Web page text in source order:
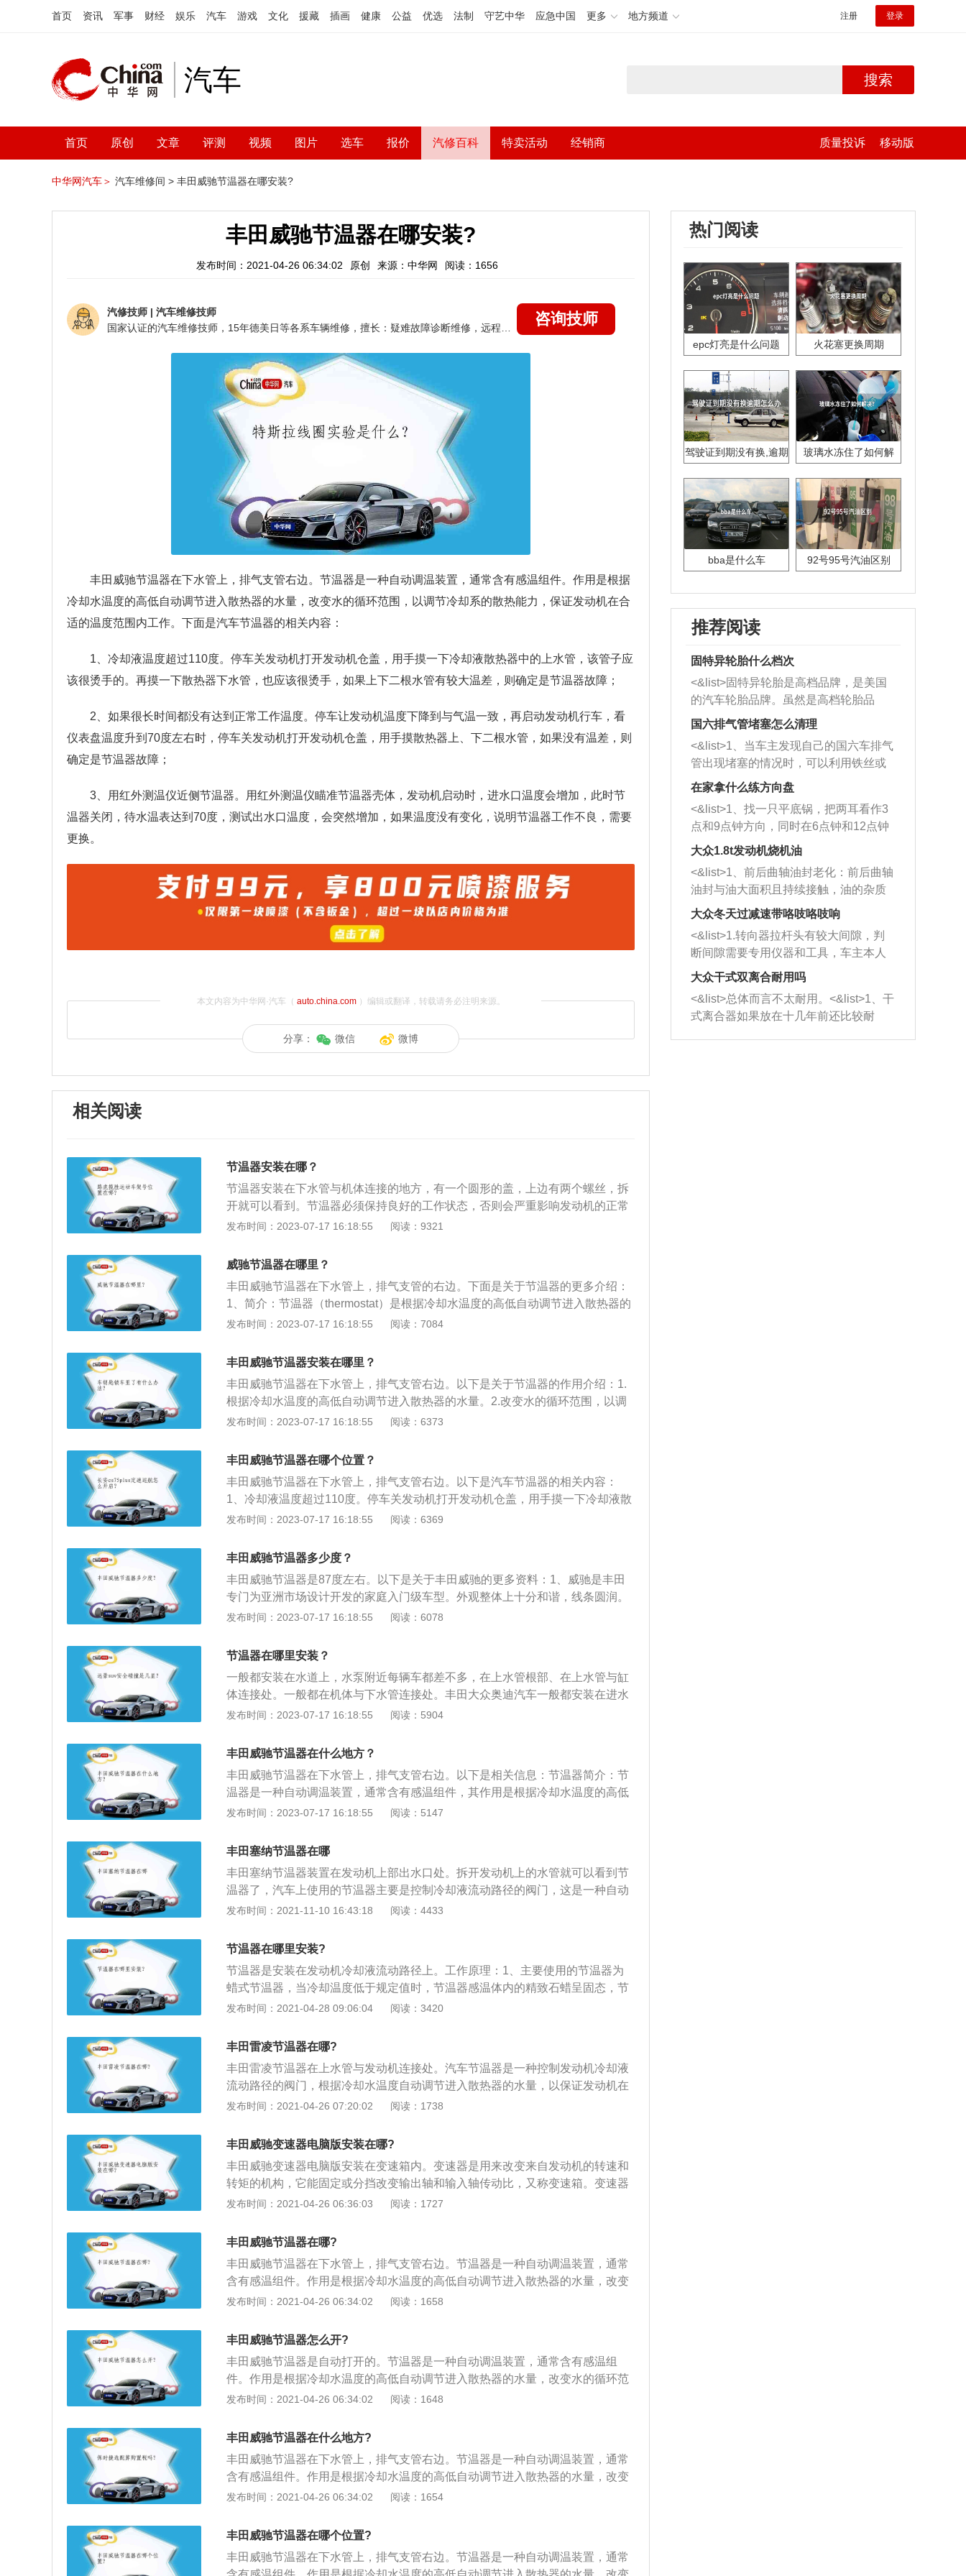
首页 资讯 军事 财经 娱乐 汽车 游戏 文化 援藏 插画 健康 公益 优选 法制 守艺中华 应急中国 更多 地方频道 注册 登录
汽车 搜索
首页 原创 文章 评测 视频 图片 选车 报价 汽修百科 特卖活动 经销商 质量投诉 移动版
中华网汽车＞ 汽车维修间 > 丰田威驰节温器在哪安装?
丰田威驰节温器在哪安装?
发布时间：2021-04-26 06:34:02 原创 来源：中华网 阅读：1656
汽修技师 | 汽车维修技师
咨询技师
丰田威驰节温器在下水管上，排气支管右边。节温器是一种自动调温装置，通常含有感温组件。作用是根据
冷却水温度的高低自动调节进入散热器的水量，改变水的循环范围，以调节冷却系的散热能力，保证发动机在合
适的温度范围内工作。下面是汽车节温器的相关内容：
1、冷却液温度超过110度。停车关发动机打开发动机仓盖，用手摸一下冷却液散热器中的上水管，该管子应
该很烫手的。再摸一下散热器下水管，也应该很烫手，如果上下二根水管有较大温差，则确定是节温器故障；
2、如果很长时间都没有达到正常工作温度。停车让发动机温度下降到与气温一致，再启动发动机行车，看
仪表盘温度升到70度左右时，停车关发动机打开发动机仓盖，用手摸散热器上、下二根水管，如果没有温差，则
确定是节温器故障；
3、用红外测温仪近侧节温器。用红外测温仪瞄准节温器壳体，发动机启动时，进水口温度会增加，此时节
温器关闭，待水温表达到70度，测试出水口温度，会突然增加，如果温度没有变化，说明节温器工作不良，需要
更换。
本文内容为中华网·汽车（ auto.china.com）编辑或翻译，转载请务必注明来源。
分享： 微信 微博
相关阅读
节温器安装在哪？
节温器安装在下水管与机体连接的地方，有一个圆形的盖，上边有两个螺丝，拆
开就可以看到。节温器必须保持良好的工作状态，否则会严重影响发动机的正常
工作，如节温器主阀门开启过迟甚至于不能开启，就会引起发动机过热；开启过
节进入散热器的水量，改变水的循环范围，以调节冷却系的散热能力，保证发动
发布时间：2023-07-17 16:18:55 阅读：9321
威驰节温器在哪里？
丰田威驰节温器在下水管上，排气支管的右边。下面是关于节温器的更多介绍：
1、简介：节温器（thermostat）是根据冷却水温度的高低自动调节进入散热器的
水量，改变水的循环范围，以调节冷却系的散热能力，保证发动机在合适的温度
度低于规定值时，节温器感温体内的精致石蜡呈固态，节温器阀在弹簧的作用下
环。
发布时间：2023-07-17 16:18:55 阅读：7084
丰田威驰节温器安装在哪里？
丰田威驰节温器在下水管上，排气支管右边。以下是关于节温器的作用介绍：1.
根据冷却水温度的高低自动调节进入散热器的水量。2.改变水的循环范围，以调
节冷却系统的散热能力，保证发动机在合适温度范围内工作。以下是使用节温器
工作。2.如节温器主阀门开启过迟，会引起发动机过热。3.主阀门开启过早，则
使发动机预热时间延长，使发动机温度过低。
发布时间：2023-07-17 16:18:55 阅读：6373
丰田威驰节温器在哪个位置？
丰田威驰节温器在下水管上，排气支管右边。以下是汽车节温器的相关内容：
1、冷却液温度超过110度。停车关发动机打开发动机仓盖，用手摸一下冷却液散
热器中的上水管和下水管，如果上下二根水管有较大温差，则确定是节温器故
温一致，再启动发动机行车，看仪表盘温度升到70度左右时，停车关发动机打开
发动机仓盖，用手摸散热器上、下二根水管，如果没有温差，则确定是节温器故
障。
发布时间：2023-07-17 16:18:55 阅读：6369
丰田威驰节温器多少度？
丰田威驰节温器是87度左右。以下是关于丰田威驰的更多资料：1、威驰是丰田
专门为亚洲市场设计开发的家庭入门级车型。外观整体上十分和谐，线条圆润。
2、威驰的发动机配备的是国产的16气门5A-FE发动机，这款发动机与国内的常
到了68kw。威驰各款车型配置上差别很大，顶级的配置DVD、语音导航系统都
发布时间：2023-07-17 16:18:55 阅读：6078
节温器在哪里安装？
一般都安装在水道上，水泵附近每辆车都差不多，在上水管根部、在上水管与缸
体连接处。一般都在机体与下水管连接处。丰田大众奥迪汽车一般都安装在进水
管就是发动机下面那一条水管。节温器的作用：控制冷却水的大小循环。节温器
口、水温高到一定程度反推杆把大头顶开、冷却液进行大循环。安装节温器时一
定要注意节温器的安装方向，节温器有方向，装错节温器就无法打开。安装节温
器的时候一定要记得把密封圈也安装到位，不然会漏水。
发布时间：2023-07-17 16:18:55 阅读：5904
丰田威驰节温器在什么地方？
丰田威驰节温器在下水管上，排气支管右边。以下是相关信息：节温器简介：节
温器是一种自动调温装置，通常含有感温组件，其作用是根据冷却水温度的高低
自动调节进入散热器的水量，改变水的循环范围，以调节冷却系的散热能力，保
发动机，发动机最大扭矩是138牛·米，长宽高分别是4435mm、1700mm、1490
发布时间：2023-07-17 16:18:55 阅读：5147
丰田塞纳节温器在哪
丰田塞纳节温器装置在发动机上部出水口处。拆开发动机上的水管就可以看到节
温器了，汽车上使用的节温器主要是控制冷却液流动路径的阀门，这是一种自动
调节温度的装置。在启动汽车的时候，水箱的上水室进水管处如还有冷却水流
的上水室进水管处无冷却水流出，这就说明节温器的阀门损坏，这是不能正常开
以调节冷却系的散热能力，同时还能改变水的循环范围，如果节温器不能正常工
作的话，发动机的温度就会过热。节温器在工作的过程中可以自动调节进入散热
器的水量，保证发动机正常工作。一般来说，汽车上使用的节温器一般都是安装
可能会不同，需要根据车型来决定。
发布时间：2021-11-10 16:43:18 阅读：4433
节温器在哪里安装?
节温器是安装在发动机冷却液流动路径上。工作原理：1、主要使用的节温器为
蜡式节温器，当冷却温度低于规定值时，节温器感温体内的精致石蜡呈固态，节
温器阀在弹簧的作用下关闭发动机与散热器之间的通道，冷却液经水泵返回发动
变为液体，体积随之增大并压迫橡胶管使其收缩。在橡胶管收缩的同时对推杆作
器和节温器阀，再经水泵流回发动机，进行大循环；3、节温器大多数布置气缸
盖出水管路中，这样的优点是结构简单，容易排除冷却系统中的气泡；缺点是节
温器在工作时经常开闭，产生振荡现象。
发布时间：2021-04-28 09:06:04 阅读：3420
丰田雷凌节温器在哪?
丰田雷凌节温器在上水管与发动机连接处。汽车节温器是一种控制发动机冷却液
流动路径的阀门，根据冷却水温度自动调节进入散热器的水量，以保证发动机在
合适的温度范围内工作，可起到节约能耗等作用。以下是节温器的更换步骤：
电子扇突然运转，而对人身造成伤害；2、取下正时皮带外的塑料盖板。发电机
盘，然后准备拆下水管；3、拆掉下水管后，防冻液会喷涌流出，请小心烫到。
此时可以看到节温器本身。拆下故障节温器；4、安装上新的节温器装好节温器
后，需在水管部位打一层密封胶，防止漏水情况发生。
发布时间：2021-04-26 07:20:02 阅读：1738
丰田威驰变速器电脑版安装在哪?
丰田威驰变速器电脑版安装在变速箱内。变速器是用来改变来自发动机的转速和
转矩的机构，它能固定或分挡改变输出轴和输入轴传动比，又称变速箱。变速器
的正确操作方法如下：1、稍加油门。在换挡（加挡）前先转动油门把油门开大
降低；2、关闭油门。在稍许加油之后迅速把油门关掉，即用右手将油门转把向
手指（拇指仍握在转向把上不动）握紧离合器握把一握到底，尽快地把离合器脱
开，为换挡做好准备；4、踩下脚变速踏杆。左手握住离合器握把后，立即用左
脚脚掌或脚后跟踩一下脚变速踏杆后踏杆，换到高速挡位。蹬的力量要恰到好
握把。左脚后跟踏下变速后踏杆后，左手立即松开离合器握把，及时平稳地接合
已脱开的离合器，使发动机动力迅速传到后传动器上，为提高车辆行驶速度做好
准备；6、加大油门。当左手放开离合器握把之后，右手将油门转把及时地向下
发布时间：2021-04-26 06:36:03 阅读：1727
丰田威驰节温器在哪?
丰田威驰节温器在下水管上，排气支管右边。节温器是一种自动调温装置，通常
含有感温组件。作用是根据冷却水温度的高低自动调节进入散热器的水量，改变
水的循环范围，以调节冷却系的散热能力，保证发动机在合适的温度范围内工
开发动机仓盖，用手摸一下冷却液散热器中的上水管，该管子应该很烫手的。再
摸一下散热器下水管，也应该很烫手，如果上下二根水管有较大温差，则确定是
节温器故障；2、如果很长时间都没有达到正常工作温度。停车让发动机温度下
降到与气温一致，再启动发动机行车，看仪表盘温度升到70度左右时，停车关发
动机打开发动机仓盖，用手摸散热器上、下二根水管，如果没有温差，则确定是
动机启动时，进水口温度会增加，此时节温器关闭，待水温表达到70度，测试出
水口温度，会突然增加，如果温度没有变化，说明节温器工作不良，需要更换。
发布时间：2021-04-26 06:34:02 阅读：1658
丰田威驰节温器怎么开?
丰田威驰节温器是自动打开的。节温器是一种自动调温装置，通常含有感温组
件。作用是根据冷却水温度的高低自动调节进入散热器的水量，改变水的循环范
围，以调节冷却系的散热能力，保证发动机在合适的温度范围内工作。下面是汽
盖，用手摸一下冷却液散热器中的上水管，该管子应该很烫手的。再摸一下散热
器下水管，也应该很烫手，如果上下二根水管有较大温差，则确定是节温器故
障；2、如果很长时间都没有达到正常工作温度。停车让发动机温度下降到与气
温一致，再启动发动机行车，看仪表盘温度升到70度左右时，停车关发动机打开
发动机仓盖，用手摸散热器上、下二根水管，如果没有温差，则确定是节温器故
时，进水口温度会增加，此时节温器关闭，待水温表达到70度，测试出水口温
度，会突然增加，如果温度没有变化，说明节温器工作不良，需要更换。
发布时间：2021-04-26 06:34:02 阅读：1648
丰田威驰节温器在什么地方?
丰田威驰节温器在下水管上，排气支管右边。节温器是一种自动调温装置，通常
含有感温组件。作用是根据冷却水温度的高低自动调节进入散热器的水量，改变
水的循环范围，以调节冷却系的散热能力，保证发动机在合适的温度范围内工
开发动机仓盖，用手摸一下冷却液散热器中的上水管，该管子应该很烫手的。再
摸一下散热器下水管，也应该很烫手，如果上下二根水管有较大温差，则确定是
节温器故障；2、如果很长时间都没有达到正常工作温度。停车让发动机温度下
发布时间：2021-04-26 06:34:02 阅读：1654
丰田威驰节温器在哪个位置?
丰田威驰节温器在下水管上，排气支管右边。节温器是一种自动调温装置，通常
热门阅读
epc灯亮是什么问题 火花塞更换周期
驾驶证到期没有换,逾期
玻璃水冻住了如何解
bba是什么车 92号95号汽油区别
推荐阅读
固特异轮胎什么档次
<&list>固特异轮胎是高档品牌，是美国
的汽车轮胎品牌。虽然是高档轮胎品
牌，但是中高低端的轮胎都有生产，这
也是为了更好的开拓市场。
国六排气管堵塞怎么清理
<&list>1、当车主发现自己的国六车排气
管出现堵塞的情况时，可以利用铁丝或
者是细棍，直接将杂物给取出来，如果
堵塞情况比较严重，也可以采取应急措
施。 <&list>2、直接利用木棍将所有的
杂物推到排气管里面的位置处，然后将
三元催化器拆解开，就可以将堵塞的东
西取出来。但如果是因为积碳过多引起
的堵塞，就需要将三元催化器泡在草酸
洗剂对堵塞的情况得到解决，将清洗剂
放在燃油箱中，与燃油混合后，车辆启
动时，就可以和汽油一起进入到燃烧
室，最后形成废气排出，就可以让三元
催化器得到清洗，排气管堵塞的情况就
能够得到解决。
在家拿什么练方向盘
<&list>1、找一只平底锅，把两耳看作3
点和9点钟方向，同时在6点钟和12点钟
方向做一个标记。 <&list>2、双手握住
一圈半的练习，往右同样也要打相同的
圈数。 <&list>3、最后强调要反复练
习，这样就可以形成肌肉记忆，在真实
驾驶车辆时，不需要记忆也能打好方
向。
大众1.8t发动机烧机油
<&list>1、前后曲轴油封老化：前后曲轴
油封与油大面积且持续接触，油的杂质
和发动机内持续温度变化使其密封效果
逐渐减弱，导致渗油或漏油。<&list>2、
活塞间隙过大：积碳会使活塞环与缸体
的间隙扩大，导致机油流入燃烧室中，
造成烧机油。<&list>3、机油粘度。使用
机油粘度过小的话，同样会有烧机油现
象，机油粘度过小具有很好的流动性，
大众冬天过减速带咯吱咯吱响
<&list>1.转向器拉杆头有较大间隙，判
断间隙需要专用仪器和工具，车主本人
无法制作，需要将车辆送到修理厂或4s
店；<&list>2.车辆半轴套管防尘罩破
裂，破裂后会出现漏油现象，使半轴磨
损严重，磨损的半轴容易损坏，产生异
响；<&list>3.稳定器的转向胶套和球头
大众干式双离合耐用吗
<&list>总体而言不太耐用。<&list>1、干
式离合器如果放在十几年前还比较耐